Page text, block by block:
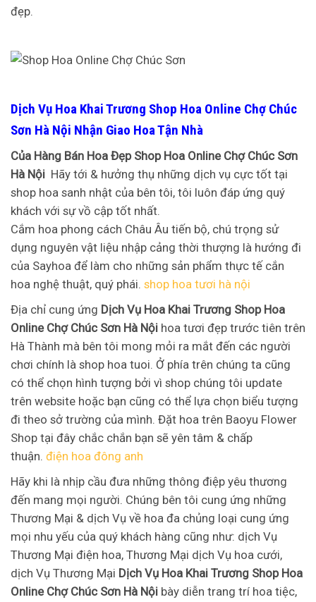
đẹp.
Dịch Vụ Hoa Khai Trương Shop Hoa Online Chợ Chúc
Sơn Hà Nội Nhận Giao Hoa Tận Nhà
Của Hàng Bán Hoa Đẹp Shop Hoa Online Chợ Chúc Sơn
Hà Nội Hãy tới & hưởng thụ những dịch vụ cực tốt tại
shop hoa sanh nhật của bên tôi, tôi luôn đáp ứng quý
khách với sự vồ cập tốt nhất.
Cắm hoa phong cách Châu Âu tiến bộ, chú trọng sử
dụng nguyên vật liệu nhập cảng thời thượng là hướng đi
của Sayhoa để làm cho những sản phẩm thực tế cắn
hoa nghệ thuật, quý phái. shop hoa tươi hà nội
Địa chỉ cung ứng Dịch Vụ Hoa Khai Trương Shop Hoa
Online Chợ Chúc Sơn Hà Nội hoa tươi đẹp trước tiên trên
Hà Thành mà bên tôi mong mỏi ra mắt đến các người
chơi chính là shop hoa tuoi. Ở phía trên chúng ta cũng
có thể chọn hình tượng bởi vì shop chúng tôi update
trên website hoặc bạn cũng có thể lựa chọn biểu tượng
đi theo sở trường của mình. Đặt hoa trên Baoyu Flower
Shop tại đây chắc chắn bạn sẽ yên tâm & chấp
thuận. điện hoa đông anh
Hãy khi là nhịp cầu đưa những thông điệp yêu thương
đến mang mọi người. Chúng bên tôi cung ứng những
Thương Mại & dịch Vụ về hoa đa chủng loại cung ứng
mọi nhu yếu của quý khách hàng cũng như: dịch Vụ
Thương Mại điện hoa, Thương Mại dịch Vụ hoa cưới,
dịch Vụ Thương Mại Dịch Vụ Hoa Khai Trương Shop Hoa
Online Chợ Chúc Sơn Hà Nội bày diễn trang trí hoa tiệc,